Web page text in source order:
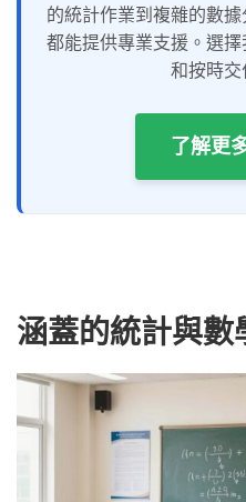
的統計作業到複雜的數
都能提供專業支援。選
和按時交
了解更
涵蓋的統計與數